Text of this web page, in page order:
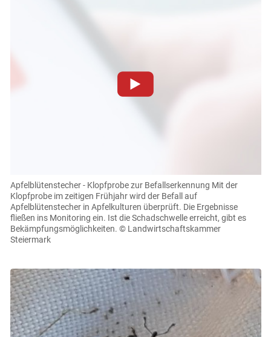
Skip to main content
einsehen und korrigieren
Akzeptieren
Cookies Einstellungen
Apfelblütenstecher - Klopfprobe zur Befallserkennung Mit der
Klopfprobe im zeitigen Frühjahr wird der Befall auf
Apfelblütenstecher in Apfelkulturen überprüft. Die Ergebnisse
fließen ins Monitoring ein. Ist die Schadschwelle erreicht, gibt es
Bekämpfungsmöglichkeiten. © Landwirtschaftskammer
Steiermark